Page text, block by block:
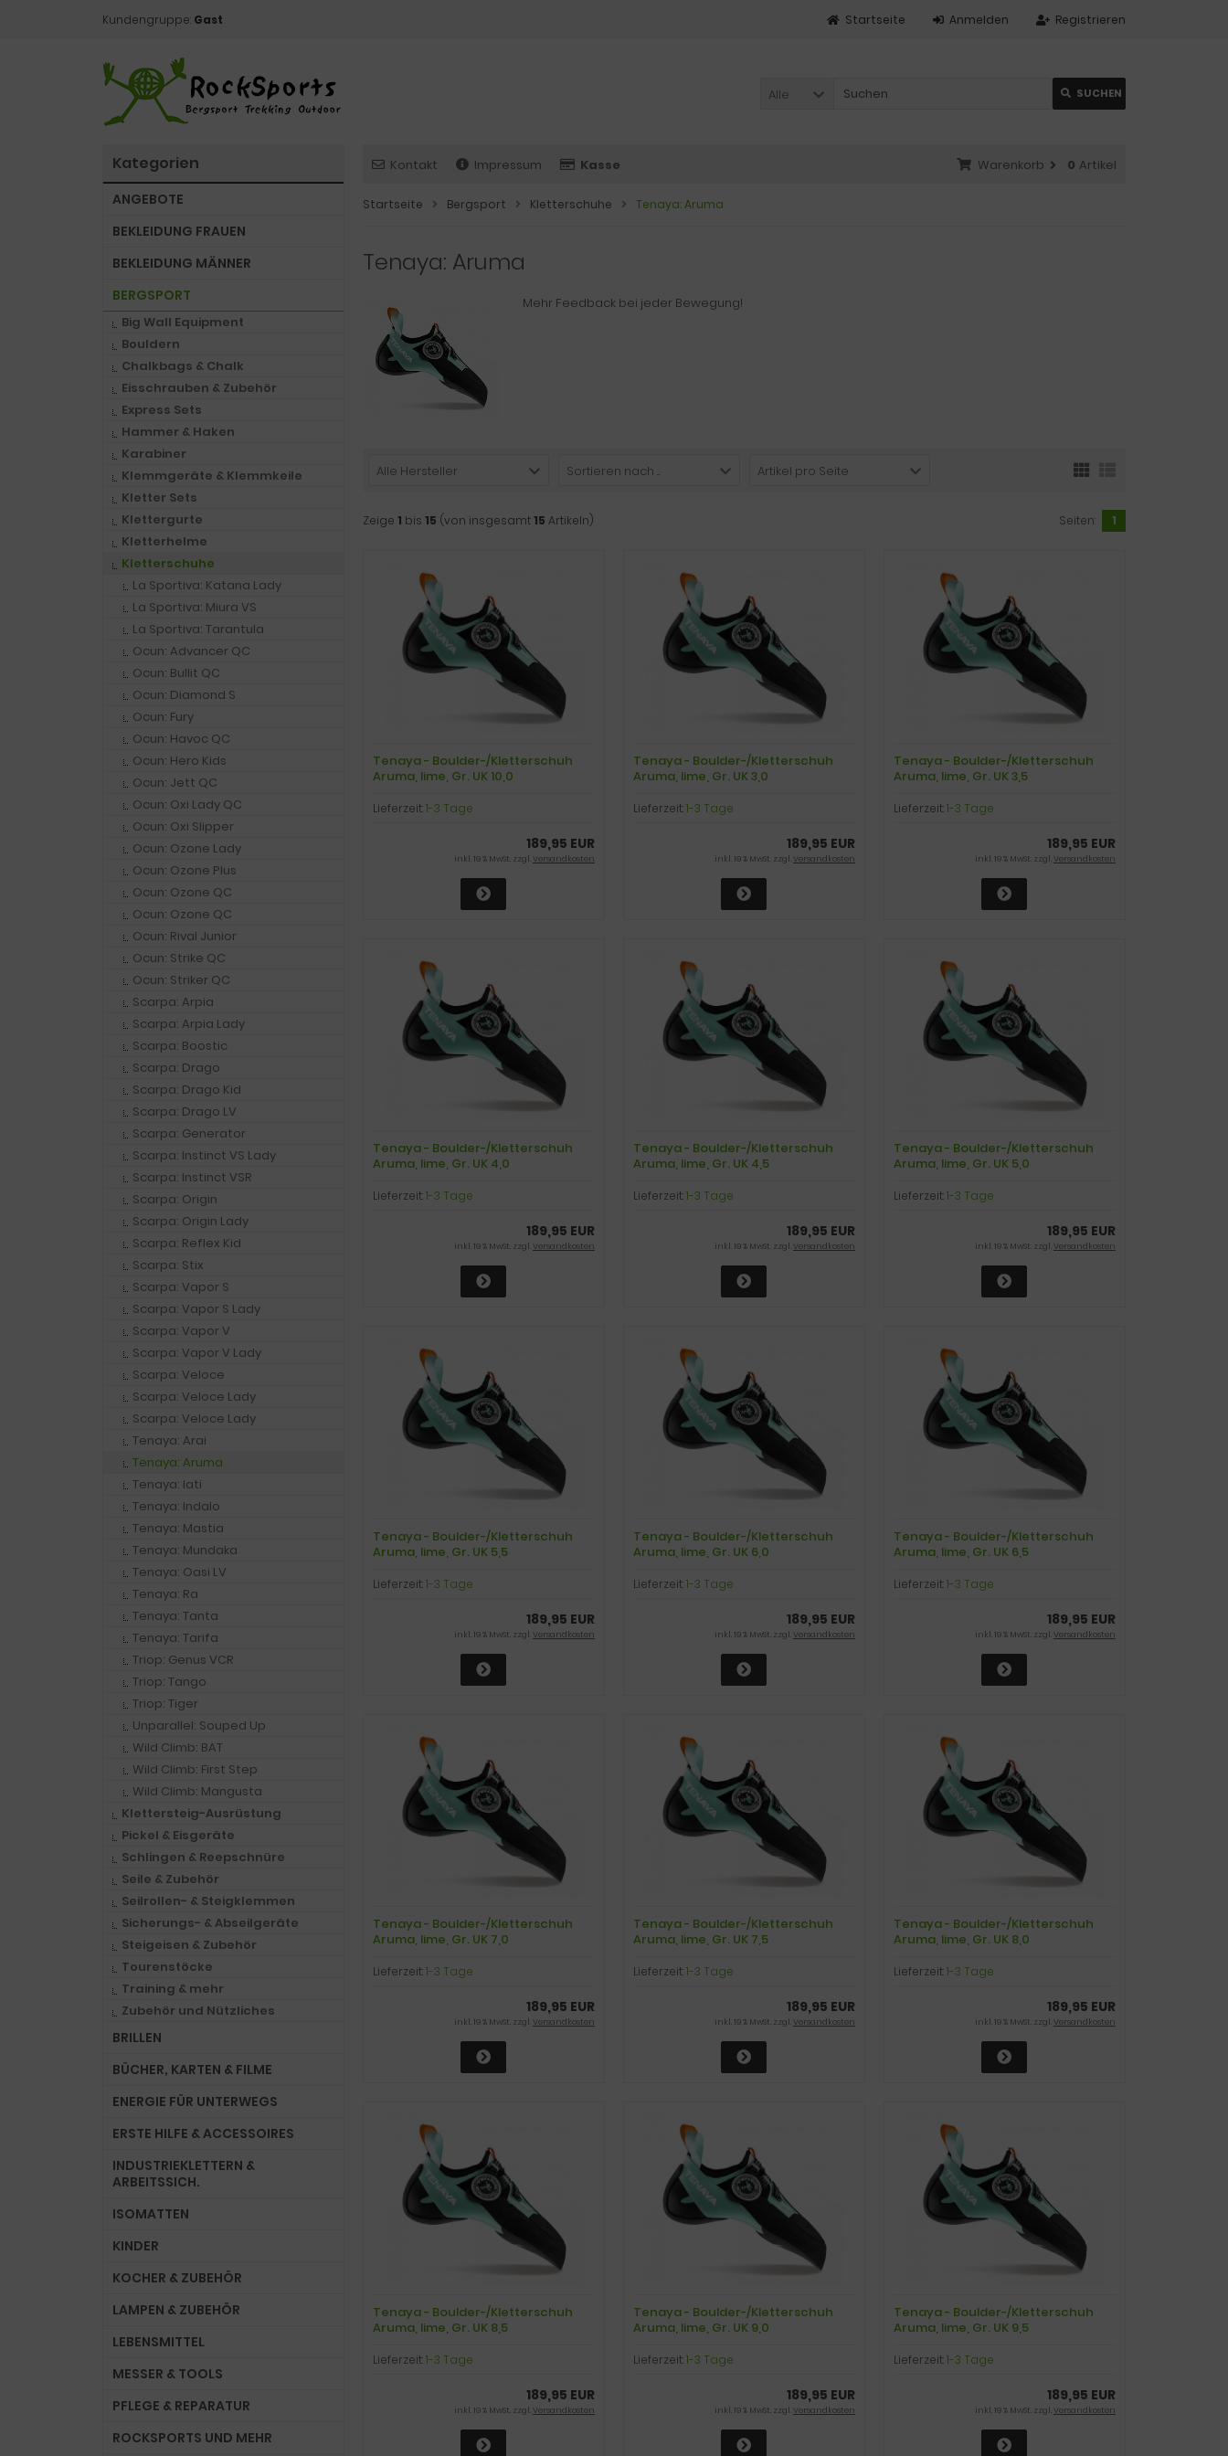
Kundengruppe: Gast Registrieren
Anmelden
Startseite
Alle SUCHEN
Kontakt Impressum Kasse Warenkorb 0 Artikel
Startseite Bergsport Kletterschuhe Tenaya: Aruma
Tenaya: Aruma
Mehr Feedback bei jeder Bewegung!
Alle Hersteller Sortieren nach ... Artikel pro Seite
Zeige 1 bis 15 (von insgesamt15 Artikeln) Seiten: 1
Tenaya - Boulder-/Kletterschuh
Aruma, lime, Gr. UK 10,0
Lieferzeit:1-3 Tage
189,95 EUR
inkl. 19 % MwSt. zzgl.Versandkosten
Tenaya - Boulder-/Kletterschuh
Aruma, lime, Gr. UK 3,0
Lieferzeit:1-3 Tage
189,95 EUR
inkl. 19 % MwSt. zzgl.Versandkosten
Tenaya - Boulder-/Kletterschuh
Aruma, lime, Gr. UK 3,5
Lieferzeit:1-3 Tage
189,95 EUR
inkl. 19 % MwSt. zzgl.Versandkosten
Tenaya - Boulder-/Kletterschuh
Aruma, lime, Gr. UK 4,0
Lieferzeit:1-3 Tage
189,95 EUR
inkl. 19 % MwSt. zzgl.Versandkosten
Tenaya - Boulder-/Kletterschuh
Aruma, lime, Gr. UK 4,5
Lieferzeit:1-3 Tage
189,95 EUR
inkl. 19 % MwSt. zzgl.Versandkosten
Tenaya - Boulder-/Kletterschuh
Aruma, lime, Gr. UK 5,0
Lieferzeit:1-3 Tage
189,95 EUR
inkl. 19 % MwSt. zzgl.Versandkosten
Tenaya - Boulder-/Kletterschuh
Aruma, lime, Gr. UK 5,5
Lieferzeit:1-3 Tage
189,95 EUR
inkl. 19 % MwSt. zzgl.Versandkosten
Tenaya - Boulder-/Kletterschuh
Aruma, lime, Gr. UK 6,0
Lieferzeit:1-3 Tage
189,95 EUR
inkl. 19 % MwSt. zzgl.Versandkosten
Tenaya - Boulder-/Kletterschuh
Aruma, lime, Gr. UK 6,5
Lieferzeit:1-3 Tage
189,95 EUR
inkl. 19 % MwSt. zzgl.Versandkosten
Tenaya - Boulder-/Kletterschuh
Aruma, lime, Gr. UK 7,0
Lieferzeit:1-3 Tage
189,95 EUR
inkl. 19 % MwSt. zzgl.Versandkosten
Tenaya - Boulder-/Kletterschuh
Aruma, lime, Gr. UK 7,5
Lieferzeit:1-3 Tage
189,95 EUR
inkl. 19 % MwSt. zzgl.Versandkosten
Tenaya - Boulder-/Kletterschuh
Aruma, lime, Gr. UK 8,0
Lieferzeit:1-3 Tage
189,95 EUR
inkl. 19 % MwSt. zzgl.Versandkosten
Tenaya - Boulder-/Kletterschuh
Aruma, lime, Gr. UK 8,5
Lieferzeit:1-3 Tage
189,95 EUR
inkl. 19 % MwSt. zzgl.Versandkosten
Tenaya - Boulder-/Kletterschuh
Aruma, lime, Gr. UK 9,0
Lieferzeit:1-3 Tage
189,95 EUR
inkl. 19 % MwSt. zzgl.Versandkosten
Tenaya - Boulder-/Kletterschuh
Aruma, lime, Gr. UK 9,5
Lieferzeit:1-3 Tage
189,95 EUR
inkl. 19 % MwSt. zzgl.Versandkosten
Kategorien
ANGEBOTE
BEKLEIDUNG FRAUEN
BEKLEIDUNG MÄNNER
BERGSPORT
Big Wall Equipment
Bouldern
Chalkbags & Chalk
Eisschrauben & Zubehör
Express Sets
Hammer & Haken
Karabiner
Klemmgeräte & Klemmkeile
Kletter Sets
Klettergurte
Kletterhelme
Kletterschuhe
La Sportiva: Katana Lady
La Sportiva: Miura VS
La Sportiva: Tarantula
Ocun: Advancer QC
Ocun: Bullit QC
Ocun: Diamond S
Ocun: Fury
Ocun: Havoc QC
Ocun: Hero Kids
Ocun: Jett QC
Ocun: Oxi Lady QC
Ocun: Oxi Slipper
Ocun: Ozone Lady
Ocun: Ozone Plus
Ocun: Ozone QC
Ocun: Ozone QC
Ocun: Rival Junior
Ocun: Strike QC
Ocun: Striker QC
Scarpa: Arpia
Scarpa: Arpia Lady
Scarpa: Boostic
Scarpa: Drago
Scarpa: Drago Kid
Scarpa: Drago LV
Scarpa: Generator
Scarpa: Instinct VS Lady
Scarpa: Instinct VSR
Scarpa: Origin
Scarpa: Origin Lady
Scarpa: Reflex Kid
Scarpa: Stix
Scarpa: Vapor S
Scarpa: Vapor S Lady
Scarpa: Vapor V
Scarpa: Vapor V Lady
Scarpa: Veloce
Scarpa: Veloce Lady
Scarpa: Veloce Lady
Tenaya: Arai
Tenaya: Aruma
Tenaya: Iati
Tenaya: Indalo
Tenaya: Mastia
Tenaya: Mundaka
Tenaya: Oasi LV
Tenaya: Ra
Tenaya: Tanta
Tenaya: Tarifa
Triop: Genus VCR
Triop: Tango
Triop: Tiger
Unparallel: Souped Up
Wild Climb: BAT
Wild Climb: First Step
Wild Climb: Mangusta
Klettersteig-Ausrüstung
Pickel & Eisgeräte
Schlingen & Reepschnüre
Seile & Zubehör
Seilrollen- & Steigklemmen
Sicherungs- & Abseilgeräte
Steigeisen & Zubehör
Tourenstöcke
Training & mehr
Zubehör und Nützliches
BRILLEN
BÜCHER, KARTEN & FILME
ENERGIE FÜR UNTERWEGS
ERSTE HILFE & ACCESSOIRES
INDUSTRIEKLETTERN &
ARBEITSSICH.
ISOMATTEN
KINDER
KOCHER & ZUBEHÖR
LAMPEN & ZUBEHÖR
LEBENSMITTEL
MESSER & TOOLS
PFLEGE & REPARATUR
ROCKSPORTS UND MEHR